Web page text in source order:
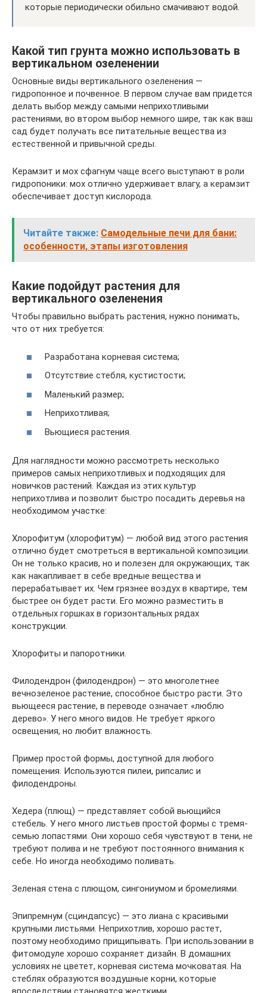
которые периодически обильно смачивают водой.
Какой тип грунта можно использовать в
вертикальном озеленении
Основные виды вертикального озеленения —
гидропонное и почвенное. В первом случае вам придется
делать выбор между самыми неприхотливыми
растениями, во втором выбор немного шире, так как ваш
сад будет получать все питательные вещества из
естественной и привычной среды.
Керамзит и мох сфагнум чаще всего выступают в роли
гидропоники: мох отлично удерживает влагу, а керамзит
обеспечивает доступ кислорода.
Читайте также: Самодельные печи для бани:
особенности, этапы изготовления
Какие подойдут растения для
вертикального озеленения
Чтобы правильно выбрать растения, нужно понимать,
что от них требуется:
Разработана корневая система;
Отсутствие стебля, кустистости;
Маленький размер;
Неприхотливая;
Вьющиеся растения.
Для наглядности можно рассмотреть несколько
примеров самых неприхотливых и подходящих для
новичков растений. Каждая из этих культур
неприхотлива и позволит быстро посадить деревья на
необходимом участке:
Хлорофитум (хлорофитум) — любой вид этого растения
отлично будет смотреться в вертикальной композиции.
Он не только красив, но и полезен для окружающих, так
как накапливает в себе вредные вещества и
перерабатывает их. Чем грязнее воздух в квартире, тем
быстрее он будет расти. Его можно разместить в
отдельных горшках в горизонтальных рядах
конструкции.
Хлорофиты и папоротники.
Филодендрон (филодендрон) — это многолетнее
вечнозеленое растение, способное быстро расти. Это
вьющееся растение, в переводе означает «люблю
дерево». У него много видов. Не требует яркого
освещения, но любит влажность.
Пример простой формы, доступной для любого
помещения. Используются пилеи, рипсалис и
филодендроны.
Хедера (плющ) — представляет собой вьющийся
стебель. У него много листьев простой формы с тремя-
семью лопастями. Они хорошо себя чувствуют в тени, не
требуют полива и не требуют постоянного внимания к
себе. Но иногда необходимо поливать.
Зеленая стена с плющом, сингониумом и бромелиями.
Эпипремнум (сциндапсус) — это лиана с красивыми
крупными листьями. Неприхотлив, хорошо растет,
поэтому необходимо прищипывать. При использовании в
фитомодуле хорошо сохраняет дизайн. В домашних
условиях не цветет, корневая система мочковатая. На
стеблях образуются воздушные корни, которые